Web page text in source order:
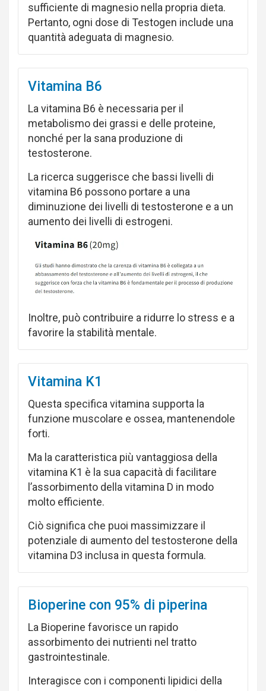
sufficiente di magnesio nella propria dieta.
Pertanto, ogni dose di Testogen include una
quantità adeguata di magnesio.
Vitamina B6
La vitamina B6 è necessaria per il
metabolismo dei grassi e delle proteine,
nonché per la sana produzione di
testosterone.
La ricerca suggerisce che bassi livelli di
vitamina B6 possono portare a una
diminuzione dei livelli di testosterone e a un
aumento dei livelli di estrogeni.
Inoltre, può contribuire a ridurre lo stress e a
favorire la stabilità mentale.
Vitamina K1
Questa specifica vitamina supporta la
funzione muscolare e ossea, mantenendole
forti.
Ma la caratteristica più vantaggiosa della
vitamina K1 è la sua capacità di facilitare
l’assorbimento della vitamina D in modo
molto efficiente.
Ciò significa che puoi massimizzare il
potenziale di aumento del testosterone della
vitamina D3 inclusa in questa formula.
Bioperine con 95% di piperina
La Bioperine favorisce un rapido
assorbimento dei nutrienti nel tratto
gastrointestinale.
Interagisce con i componenti lipidici della